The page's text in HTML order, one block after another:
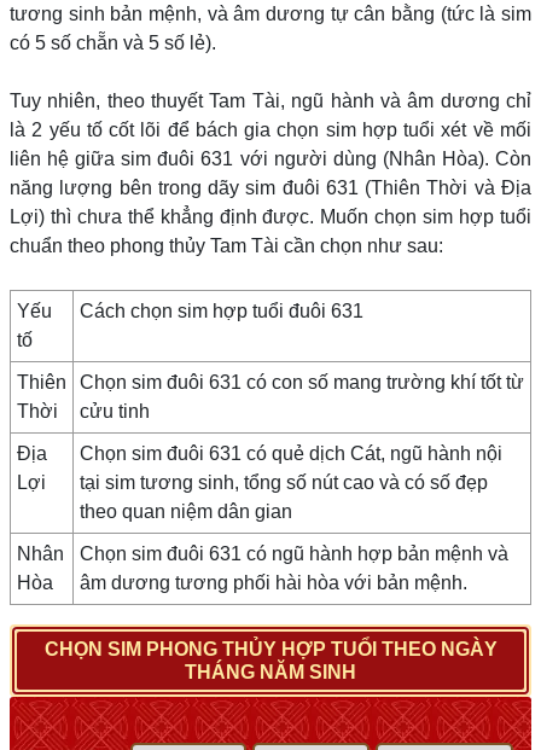
tương sinh bản mệnh, và âm dương tự cân bằng (tức là sim
có 5 số chẵn và 5 số lẻ).
Tuy nhiên, theo thuyết Tam Tài, ngũ hành và âm dương chỉ
là 2 yếu tố cốt lõi để bách gia chọn sim hợp tuổi xét về mối
liên hệ giữa sim đuôi 631 với người dùng (Nhân Hòa). Còn
năng lượng bên trong dãy sim đuôi 631 (Thiên Thời và Địa
Lợi) thì chưa thể khẳng định được. Muốn chọn sim hợp tuổi
chuẩn theo phong thủy Tam Tài cần chọn như sau:
Yếu
tố
Cách chọn sim hợp tuổi đuôi 631
Thiên
Thời
Chọn sim đuôi 631 có con số mang trường khí tốt từ
cửu tinh
Địa
Lợi
Chọn sim đuôi 631 có quẻ dịch Cát, ngũ hành nội
tại sim tương sinh, tổng số nút cao và có số đẹp
theo quan niệm dân gian
Nhân
Hòa
Chọn sim đuôi 631 có ngũ hành hợp bản mệnh và
âm dương tương phối hài hòa với bản mệnh.
CHỌN SIM PHONG THỦY HỢP TUỔI THEO NGÀY
THÁNG NĂM SINH